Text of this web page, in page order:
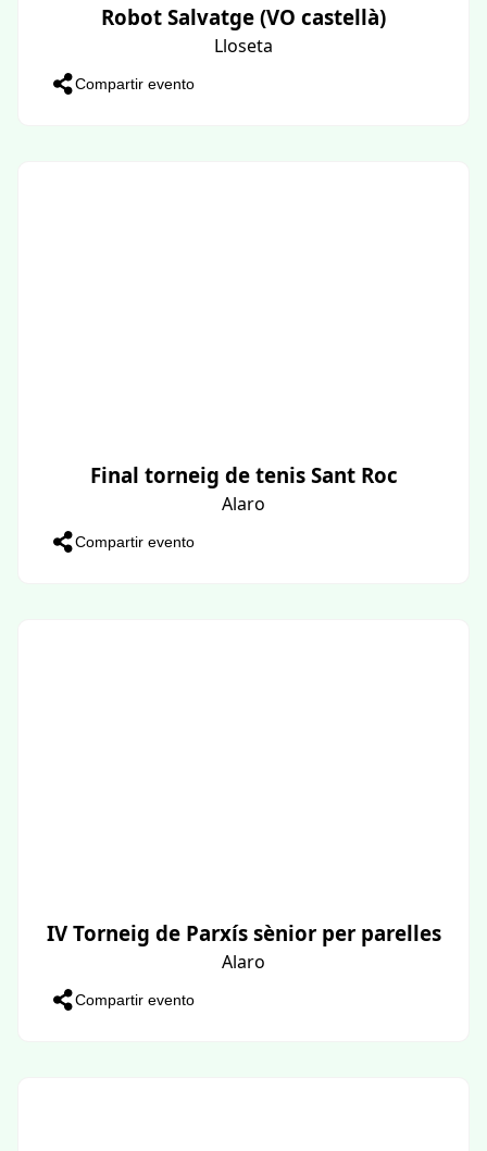
Robot Salvatge (VO castellà)
Lloseta
Compartir evento
Final torneig de tenis Sant Roc
Alaro
Compartir evento
IV Torneig de Parxís sènior per parelles
Alaro
Compartir evento